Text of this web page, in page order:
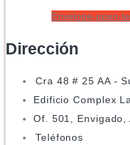
Envelope-open-
Dirección
Cra 48 # 25 AA -
Edificio Complex
Of. 501, Envigado,
Teléfonos